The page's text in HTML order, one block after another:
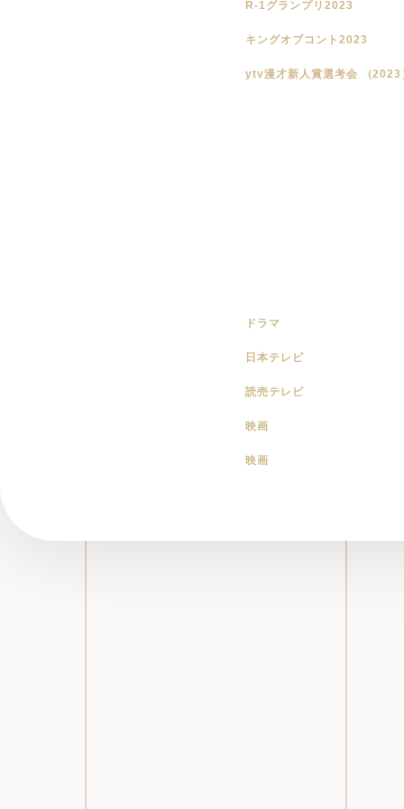
R-1グランプリ2023
キングオブコント2023
ytv漫才新人賞選考会 （2023
ドラマ
日本テレビ
読売テレビ
映画
映画